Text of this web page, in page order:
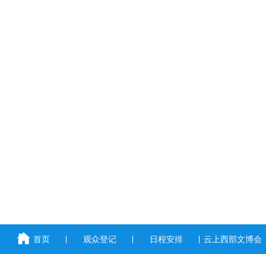
首页 观众登记 日程安排 云上西部文博会